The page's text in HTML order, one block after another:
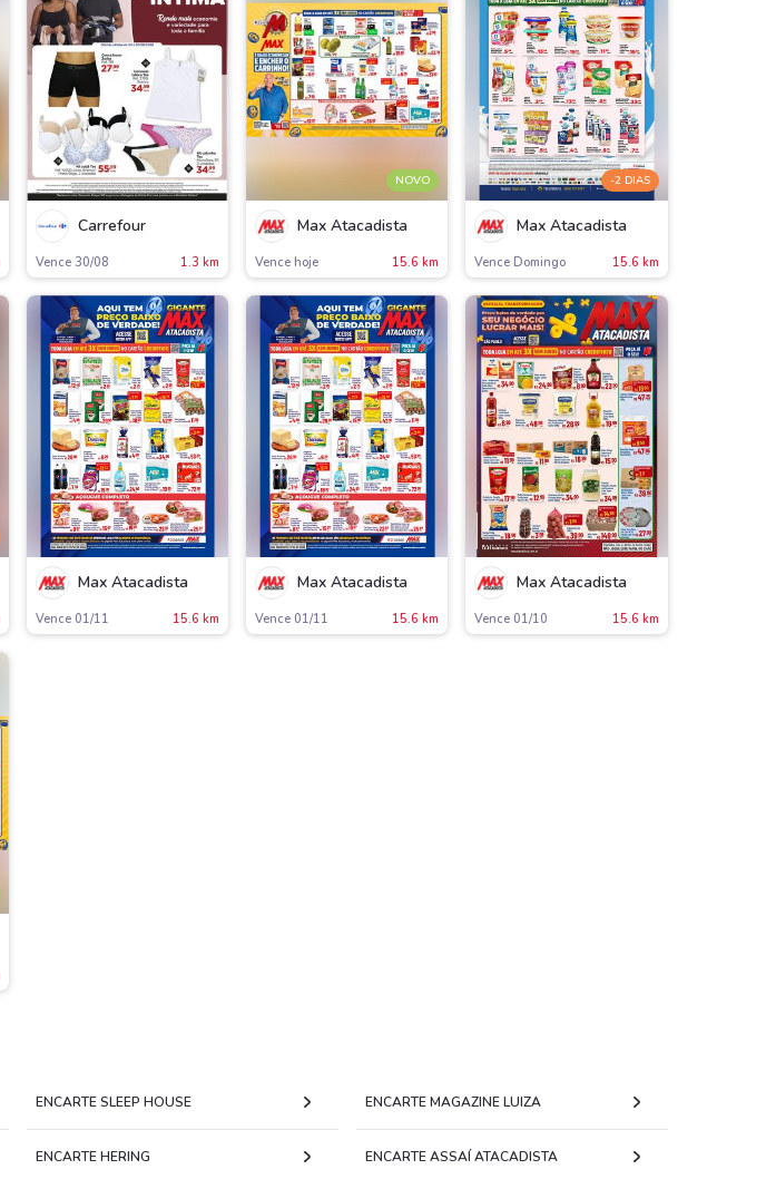
Carrefour
Vence 30/08 1.3 km
NOVO
Max Atacadista
Vence hoje 15.6 km
-2 DIAS
Max Atacadista
Vence Domingo 15.6 km
Max Atacadista
Vence 01/11 15.6 km
Max Atacadista
Vence 01/11 15.6 km
Max Atacadista
Vence 01/10 15.6 km
ENCARTE SLEEP HOUSE ENCARTE MAGAZINE LUIZA
ENCARTE HERING ENCARTE ASSAÍ ATACADISTA